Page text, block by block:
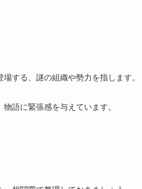
する、謎の組織や勢力を指します。
語に緊張感を与えています。